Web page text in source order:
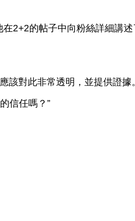
2+2的帖子中向粉絲詳細講
該對此非常透明，並提供證據
信任嗎？”